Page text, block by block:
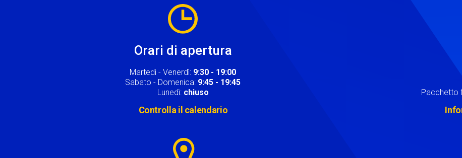
Orari di apertura
Martedì - Venerdì: 9:30 - 19:00
Sabato - Domenica: 9:45 - 19:45
Lunedì: chiuso
Controlla il calendario
Pacchetto